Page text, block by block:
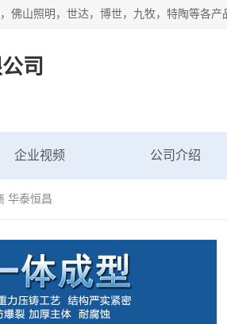
司
企业视频 公司介绍
华泰恒昌